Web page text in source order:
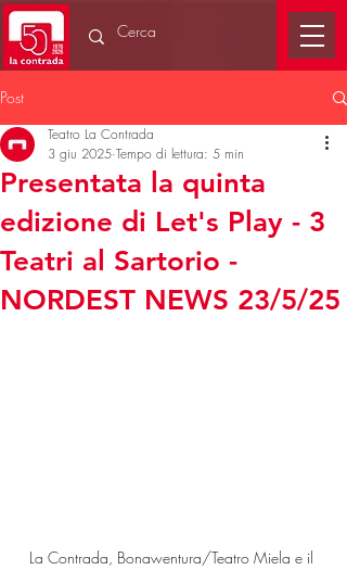
Post
Presentata la quinta
edizione di Let's Play - 3
Teatri al Sartorio -
NORDEST NEWS 23/5/25
Teatro La Contrada
3 giu 2025 Tempo di lettura: 5 min
La Contrada, Bonawentura/Teatro Miela e il